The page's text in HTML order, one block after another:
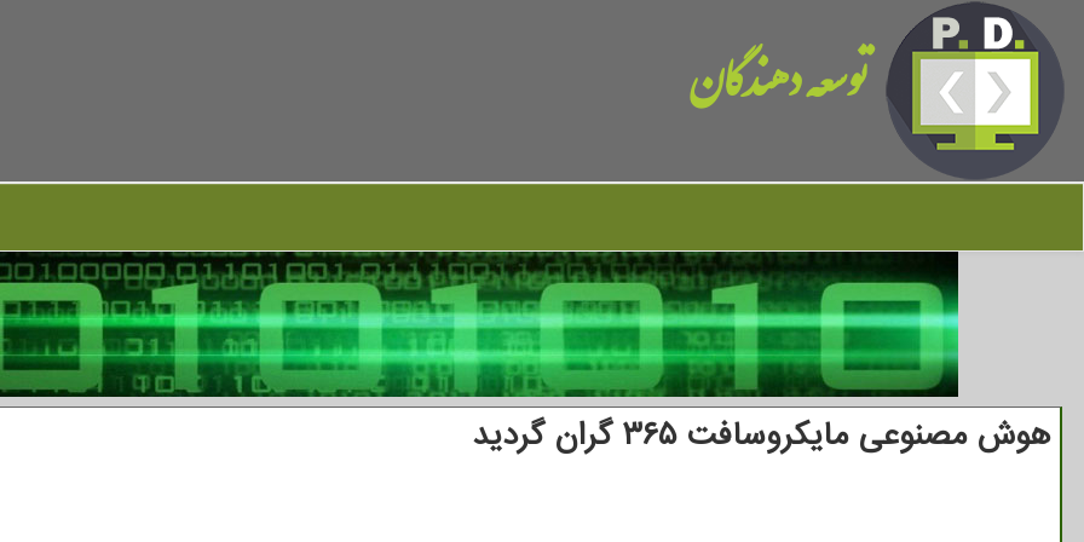
توسعه دهندگان
هوش مصنوعی مایکروسافت ۳۶۵ گران گردید